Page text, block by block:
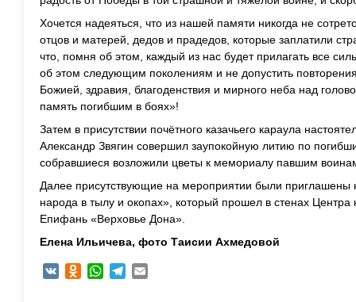
Хочется надеяться, что из нашей памяти никогда не
отцов и матерей, дедов и прадедов, которые заплатили
что, помня об этом, каждый из нас будет прилагать все
об этом следующим поколениям и не допустить
Божией, здравия, благоденствия и мирного неба над
память погибшим в боях»!
Затем в присутствии почётного казачьего караула
Александр Звягин совершил заупокойную литию по
собравшиеся возложили цветы к мемориалу павшим
Далее присутствующие на мероприятии были приглашены
народа в тылу и окопах», который прошел в стенах Центра
Епифань «Верховье Дона».
Елена Ильичева, фото Таисии Ахмедовой
VK Odnoklassniki
WhatsAppTelegram